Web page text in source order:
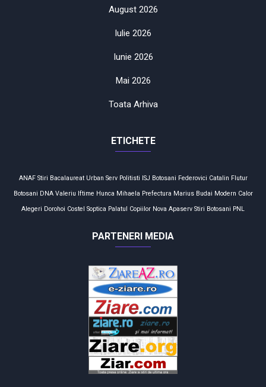
August 2026
Iulie 2026
Iunie 2026
Mai 2026
Toata Arhiva
ETICHETE
ANAF Stiri Bacalaureat Urban Serv Politisti ISJ Botosani Federovici Catalin Flutur
Botosani DNA Valeriu Iftime Hunca Mihaela Prefectura Marius Budai Modern Calor
Alegeri Dorohoi Costel Soptica Palatul Copiilor Nova Apaserv Stiri Botosani PNL
PARTENERI MEDIA